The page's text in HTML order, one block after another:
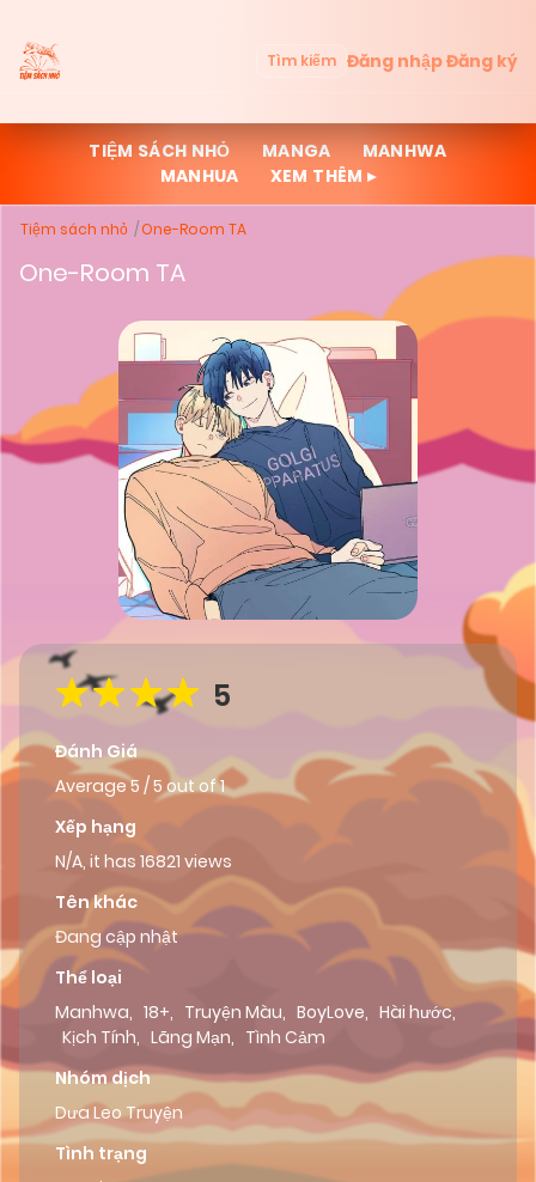
Tìm kiếm Đăng nhậpĐăng ký
TIỆM SÁCH NHỎ MANGA
MANHWA
MANHUA
XEM THÊM ▸
Tiệm sách nhỏ One-Room TA
One-Room TA
5
Đánh Giá
Average5 /5 out of1
Xếp hạng
N/A, it has 16821 views
Tên khác
Đang cập nhật
Thể loại
Manhwa, 18+, Truyện Màu, BoyLove, Hài hước,
Kịch Tính, Lãng Mạn, Tình Cảm
Nhóm dịch
Dưa Leo Truyện
Tình trạng